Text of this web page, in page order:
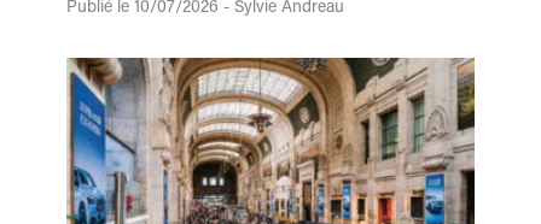
Publié le 10/07/2026 - Sylvie Andreau